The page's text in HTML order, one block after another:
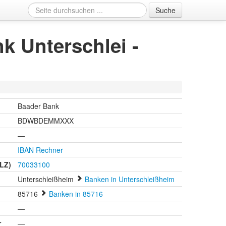
Suche
Unterschlei -
Baader Bank
BDWBDEMMXXX
—
IBAN Rechner
70033100
Unterschleißheim
Banken in Unterschleißheim
85716
Banken in 85716
—
—